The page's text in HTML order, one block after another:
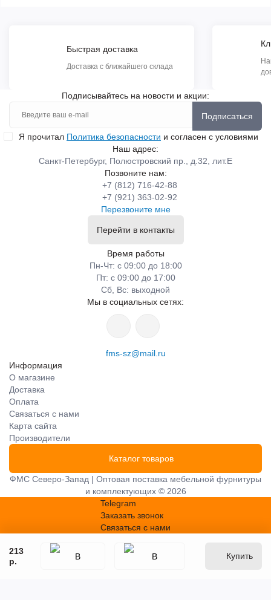
213
р.
Купить
Быстрая доставка
Доставка с ближайшего склада
Подписывайтесь на новости и акции:
Подписаться
Я прочитал Политика безопасности и согласен с условиями
Наш адрес:
Санкт-Петербург, Полюстровский пр., д.32, лит.Е
Позвоните нам:
+7 (812) 716-42-88
+7 (921) 363-02-92
Перезвоните мне
Перейти в контакты
Время работы
Пн-Чт: с 09:00 до 18:00
Пт: с 09:00 до 17:00
Сб, Вс: выходной
Мы в социальных сетях:
fms-sz@mail.ru
Информация
О магазине
Доставка
Оплата
Связаться с нами
Карта сайта
Производители
Каталог товаров
ФМС Северо-Запад | Оптовая поставка мебельной фурнитуры
и комплектующих © 2026
Telegram
Заказать звонок
Связаться с нами